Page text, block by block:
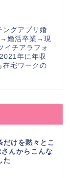
グアプリ婚
婚活卒業→現
イチアラフォ
年に年収
在宅ワークの
だけを黙々とこ
んからこんな
た